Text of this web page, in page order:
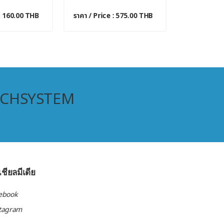
THB ราคา / Price : 575.00 THB
ชียลมีเดีย